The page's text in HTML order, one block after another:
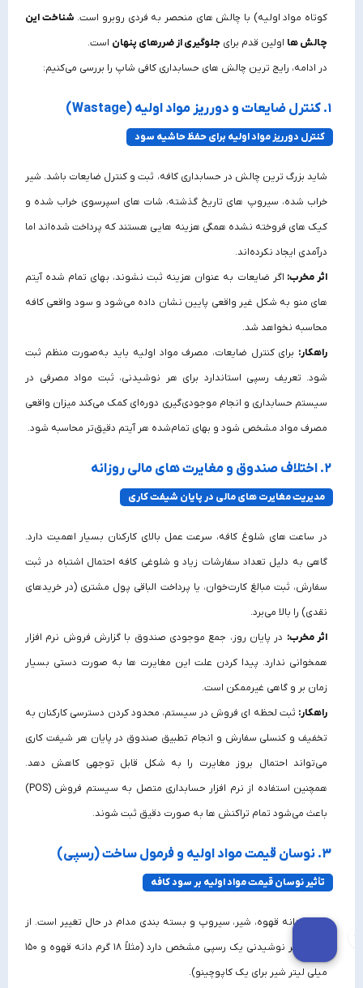
کوتاه مواد اولیه) با چالش‌ های منحصر به‌ فردی روبرو است. شناخت این
چالش‌ ها اولین قدم برای جلوگیری از ضررهای پنهان است.
در ادامه، رایج‌ ترین چالش های حسابداری کافی شاپ را بررسی می‌کنیم:
۱. کنترل ضایعات و دورریز مواد اولیه (Wastage)
کنترل دورریز مواد اولیه برای حفظ حاشیه سود
شاید بزرگ‌ ترین چالش در حسابداری کافه، ثبت و کنترل ضایعات باشد. شیر
خراب‌ شده، سیروپ‌ های تاریخ‌ گذشته، شات‌ های اسپرسوی خراب‌ شده و
کیک‌ های فروخته‌ نشده همگی هزینه‌ هایی هستند که پرداخت شده‌اند اما
درآمدی ایجاد نکرده‌اند.
اثر مخرب: اگر ضایعات به عنوان هزینه ثبت نشوند، بهای تمام‌ شده آیتم‌
های منو به شکل غیر واقعی پایین نشان داده می‌شود و سود واقعی کافه
محاسبه نخواهد شد.
راهکار: برای کنترل ضایعات، مصرف مواد اولیه باید به‌صورت منظم ثبت
شود. تعریف رسپی استاندارد برای هر نوشیدنی، ثبت مواد مصرفی در
سیستم حسابداری و انجام موجودی‌گیری دوره‌ای کمک می‌کند میزان واقعی
مصرف مواد مشخص شود و بهای تمام‌شده هر آیتم دقیق‌تر محاسبه شود.
۲. اختلاف صندوق و مغایرت‌ های مالی روزانه
مدیریت مغایرت‌ های مالی در پایان شیفت کاری
در ساعت‌ های شلوغ کافه، سرعت عمل بالای کارکنان بسیار اهمیت دارد.
گاهی به دلیل تعداد سفارشات زیاد و شلوغی کافه احتمال اشتباه در ثبت
سفارش، ثبت مبالغ کارت‌خوان، یا پرداخت الباقی پول مشتری (در خریدهای
نقدی) را بالا می‌برد.
اثر مخرب: در پایان روز، جمع موجودی صندوق با گزارش فروش نرم‌ افزار
همخوانی ندارد. پیدا کردن علت این مغایرت‌ ها به صورت دستی بسیار
زمان‌ بر و گاهی غیرممکن است.
راهکار: ثبت لحظه‌ ای فروش در سیستم، محدود کردن دسترسی کارکنان به
تخفیف و کنسلی سفارش و انجام تطبیق صندوق در پایان هر شیفت کاری
می‌تواند احتمال بروز مغایرت را به شکل قابل توجهی کاهش دهد.
همچنین استفاده از نرم افزار حسابداری متصل به سیستم فروش (POS)
باعث می‌شود تمام تراکنش‌ ها به‌ صورت دقیق ثبت شوند.
۳. نوسان قیمت مواد اولیه و فرمول ساخت (رسپی)
تأثیر نوسان قیمت مواد اولیه بر سود کافه
قیمت دانه قهوه، شیر، سیروپ و بسته‌ بندی مدام در حال تغییر است. از
طرفی، هر نوشیدنی یک رسپی مشخص دارد (مثلاً ۱۸ گرم دانه قهوه و ۱۵۰
میلی‌ لیتر شیر برای یک کاپوچینو).